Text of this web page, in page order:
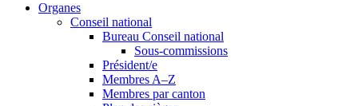
Organes
Conseil national
Bureau Conseil national
Sous-commissions
Président/e
Membres A–Z
Membres par canton